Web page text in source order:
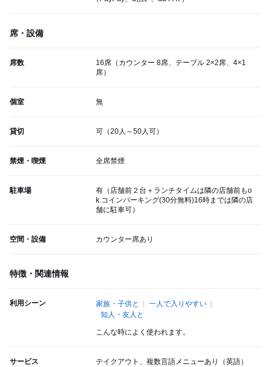
席・設備
席数
16席（カウンター 8席、テーブル 2×2席、4×1
席）
個室 無
貸切 可（20人～50人可）
禁煙・喫煙 全席禁煙
駐車場
有（店舗前２台＋ランチタイムは隣の店舗前もo
k.コインパーキング(30分無料)16時までは隣の店
舗に駐車可）
空間・設備 カウンター席あり
特徴・関連情報
利用シーン 家族・子供と
一人で入りやすい
知人・友人と
こんな時によく使われます。
サービス テイクアウト、複数言語メニューあり（英語）